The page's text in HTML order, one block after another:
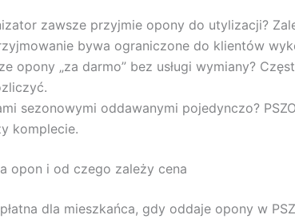
zawsze przyjmie opony do utylizacji?
bywa ograniczone do klientów
opony „za darmo” bez usługi wymiany?
sezonowymi oddawanymi pojedynczo?
komplecie.
opon i od czego zależy cena
dla mieszkańca, gdy oddaje opony w